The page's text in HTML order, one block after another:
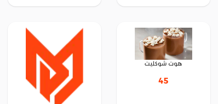
هوت شوكليت
45